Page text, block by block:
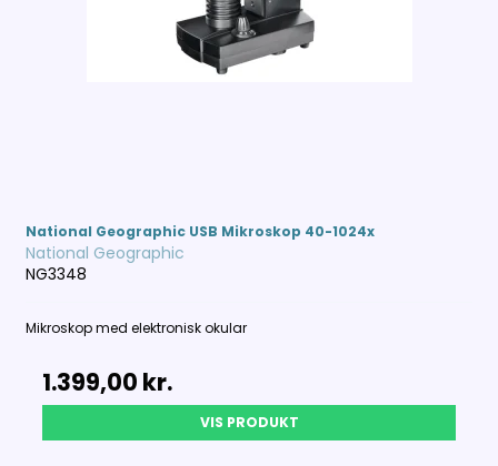
National Geographic USB Mikroskop 40-1024x
National Geographic
NG3348
Mikroskop med elektronisk okular
1.399,00 kr.
VIS PRODUKT